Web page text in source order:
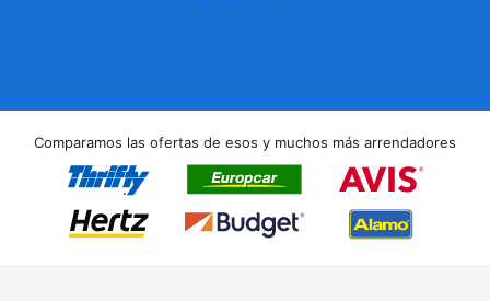
Comparamos las ofertas de esos y muchos más arrendadores